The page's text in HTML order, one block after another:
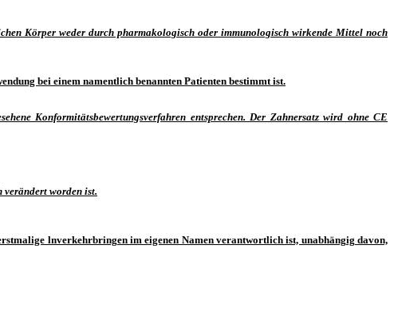
Körper weder durch pharmakologisch oder immunologisch wirkende Mittel noch
bei einem namentlich benannten Patienten bestimmt ist.
Konformitätsbewertungsverfahren entsprechen. Der Zahnersatz wird ohne CE
verändert worden ist.
lnverkehrbringen im eigenen Namen verantwortlich ist, unabhängig davon,